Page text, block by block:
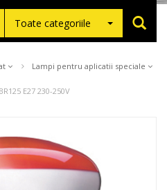
Toate categoriile
Lampi pentru aplicatii speciale
E27 230-250V